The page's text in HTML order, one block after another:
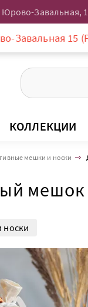
Юрово-Завальная,
15
КОЛЛЕКЦИИ
мешки и носки
мешок
носки